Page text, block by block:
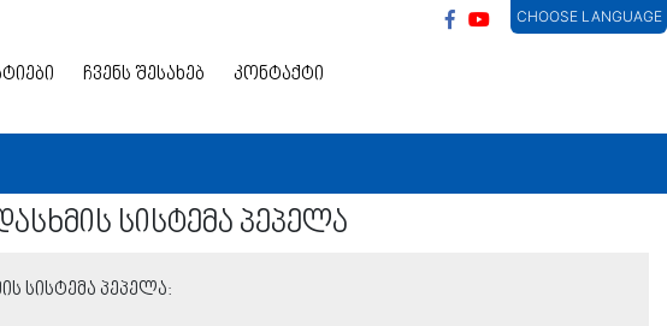
ჩვენს შესახებ კონტაქტი
CHOOSE LANGUAGE
სისტემა პეპელა
სისტემა პეპელა: